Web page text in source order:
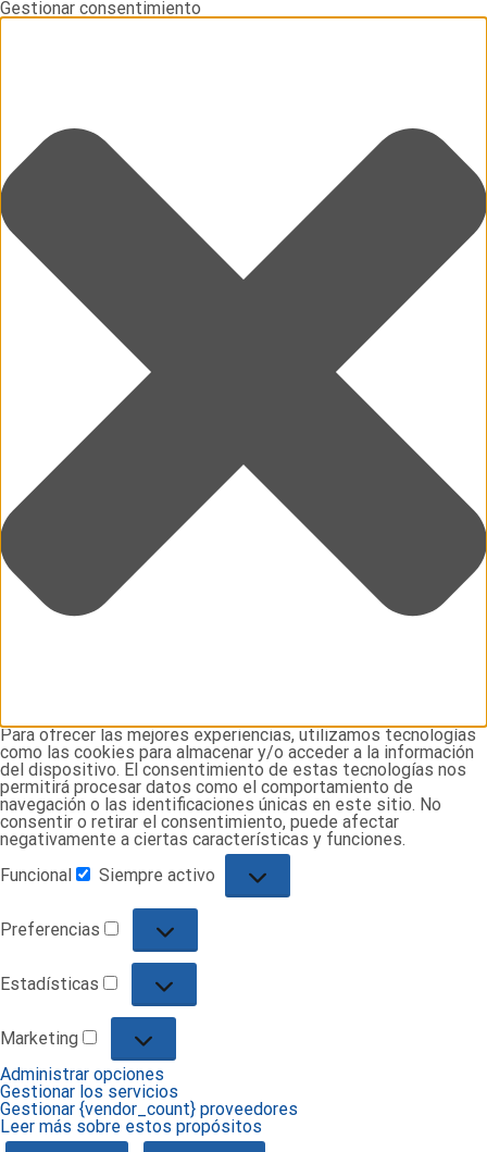
Gestionar consentimiento
Para ofrecer las mejores experiencias, utilizamos tecnologías
como las cookies para almacenar y/o acceder a la información
del dispositivo. El consentimiento de estas tecnologías nos
permitirá procesar datos como el comportamiento de
navegación o las identificaciones únicas en este sitio. No
consentir o retirar el consentimiento, puede afectar
negativamente a ciertas características y funciones.
Funcional
Funcional
Siempre activo
Preferencias
Preferencias
Estadísticas
Estadísticas
Marketing
Marketing
Administrar opciones
Gestionar los servicios
Gestionar {vendor_count} proveedores
Leer más sobre estos propósitos